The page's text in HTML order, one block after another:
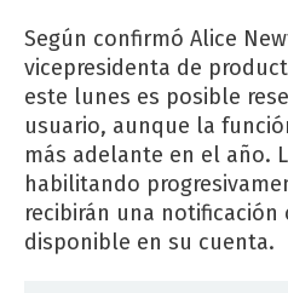
Según confirmó Alice
vicepresidenta de
este lunes es posible
usuario, aunque la
más adelante en el año.
habilitando
recibirán una notificación
disponible en su cuenta.